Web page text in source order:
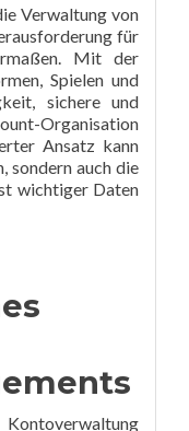
Verwaltung von
für
Mit der
Spielen und
sichere und
Organisation
Ansatz kann
sondern auch die
wichtiger Daten